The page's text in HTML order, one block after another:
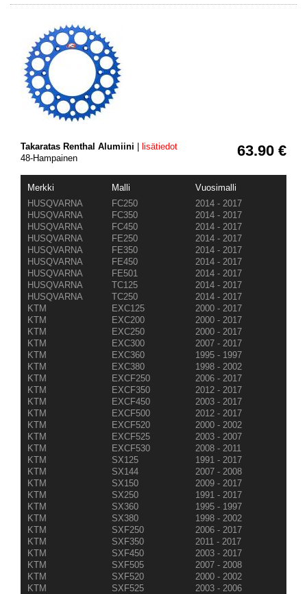
63.90 €
Takaratas Renthal Alumiini
lisätiedot
48-Hampainen
Merkki Malli
Vuosimalli
HUSQVARNA
FC250
2014 - 2017
HUSQVARNA
FC350
2014 - 2017
HUSQVARNA
FC450
2014 - 2017
HUSQVARNA
FE250
2014 - 2017
HUSQVARNA
FE350
2014 - 2017
HUSQVARNA
FE450
2014 - 2017
HUSQVARNA
FE501
2014 - 2017
HUSQVARNA
TC125
2014 - 2017
HUSQVARNA
TC250
2014 - 2017
KTM
EXC125
2000 - 2017
KTM
EXC200
2000 - 2017
KTM
EXC250
2000 - 2017
KTM
EXC300
2007 - 2017
KTM
EXC360
1995 - 1997
KTM
EXC380
1998 - 2002
KTM
EXCF250
2006 - 2017
KTM
EXCF350
2012 - 2017
KTM
EXCF450
2003 - 2017
KTM
EXCF500
2012 - 2017
KTM
EXCF520
2000 - 2002
KTM
EXCF525
2003 - 2007
KTM
EXCF530
2008 - 2011
KTM
SX125
1991 - 2017
KTM
SX144
2007 - 2008
KTM
SX150
2009 - 2017
KTM
SX250
1991 - 2017
KTM
SX360
1995 - 1997
KTM
SX380
1998 - 2002
KTM
SXF250
2006 - 2017
KTM
SXF350
2011 - 2017
KTM
SXF450
2003 - 2017
KTM
SXF505
2007 - 2008
KTM
SXF520
2000 - 2002
KTM
SXF525 2003 - 2006